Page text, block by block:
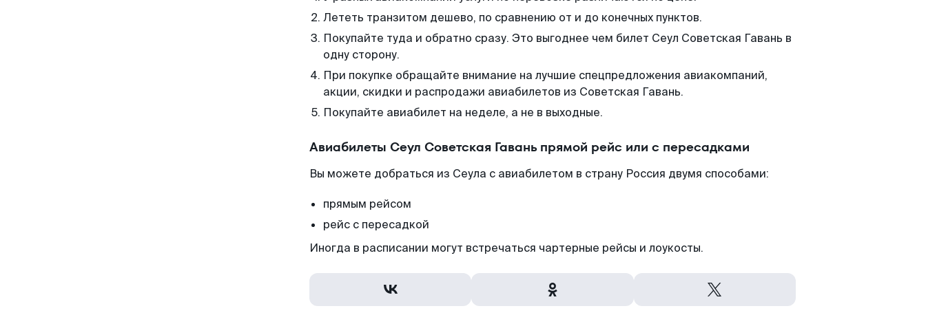
Лететь транзитом дешево, по сравнению от и до конечных пунктов.
Покупайте туда и обратно сразу. Это выгоднее чем билет Сеул Советская Гавань в
одну сторону.
При покупке обращайте внимание на лучшие спецпредложения авиакомпаний,
акции, скидки и распродажи авиабилетов из Советская Гавань.
Покупайте авиабилет на неделе, а не в выходные.
Авиабилеты Сеул Советская Гавань прямой рейс или с пересадками
Вы можете добраться из Сеула с авиабилетом в страну Россия двумя способами:
прямым рейсом
рейс с пересадкой
Иногда в расписании могут встречаться чартерные рейсы и лоукосты.